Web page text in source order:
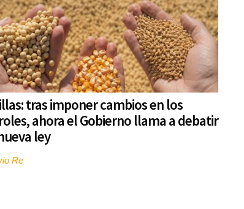
tras imponer cambios en los
ahora el Gobierno llama a debatir
ley
Re